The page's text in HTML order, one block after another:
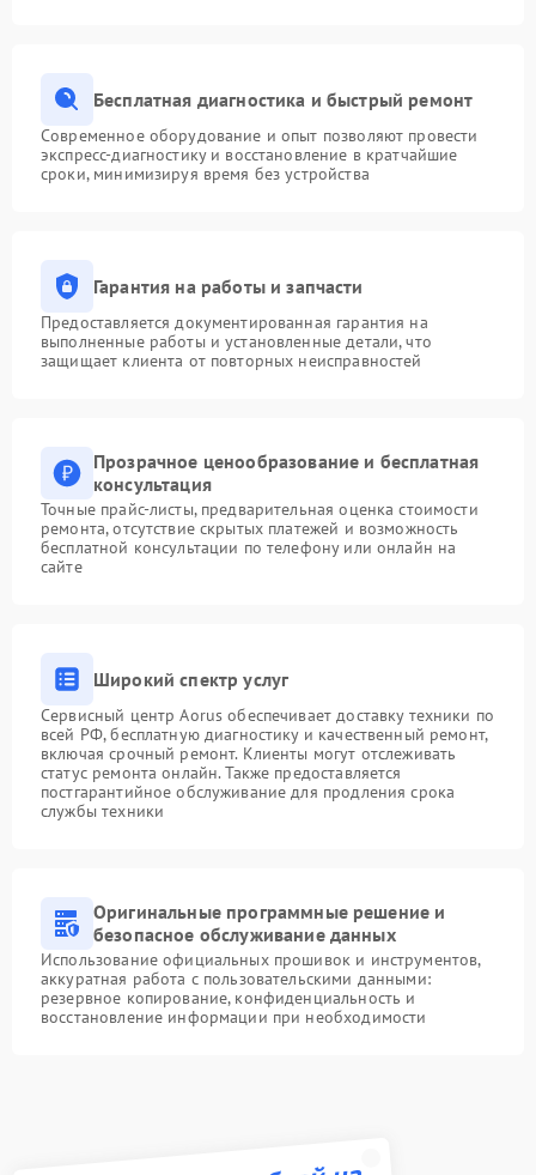
Бесплатная диагностика и быстрый ремонт
Современное оборудование и опыт позволяют провести
экспресс-диагностику и восстановление в кратчайшие
сроки, минимизируя время без устройства
Гарантия на работы и запчасти
Предоставляется документированная гарантия на
выполненные работы и установленные детали, что
защищает клиента от повторных неисправностей
Прозрачное ценообразование и бесплатная
консультация
Точные прайс-листы, предварительная оценка стоимости
ремонта, отсутствие скрытых платежей и возможность
бесплатной консультации по телефону или онлайн на
сайте
Широкий спектр услуг
Сервисный центр Aorus обеспечивает доставку техники по
всей РФ, бесплатную диагностику и качественный ремонт,
включая срочный ремонт. Клиенты могут отслеживать
статус ремонта онлайн. Также предоставляется
постгарантийное обслуживание для продления срока
службы техники
Оригинальные программные решение и
безопасное обслуживание данных
Использование официальных прошивок и инструментов,
аккуратная работа с пользовательскими данными:
резервное копирование, конфиденциальность и
восстановление информации при необходимости